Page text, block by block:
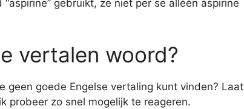
gebruikt, ze niet per se alléén aspirine
vertalen woord?
geen goede Engelse vertaling kunt vinden? Laat
probeer zo snel mogelijk te reageren.